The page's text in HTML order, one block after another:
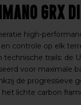
GRX
high-
controle op elk
trails: de
voor maximale
de progressieve
lichte carbon